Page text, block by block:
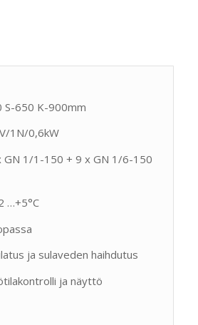
S-650 K-900mm
1N/0,6kW
GN 1/1-150 + 9 x GN 1/6-150
…+5°C
ja sulaveden haihdutus
ja näyttö